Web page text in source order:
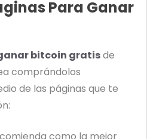
Para Ganar
bitcoin gratisde
comprándolos
de las páginas que te